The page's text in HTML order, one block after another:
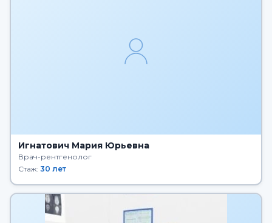
Игнатович Мария Юрьевна
Врач-рентгенолог
Стаж: 30 лет